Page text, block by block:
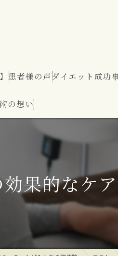
患者様の声ダイエット成功
の想い
果的なケ